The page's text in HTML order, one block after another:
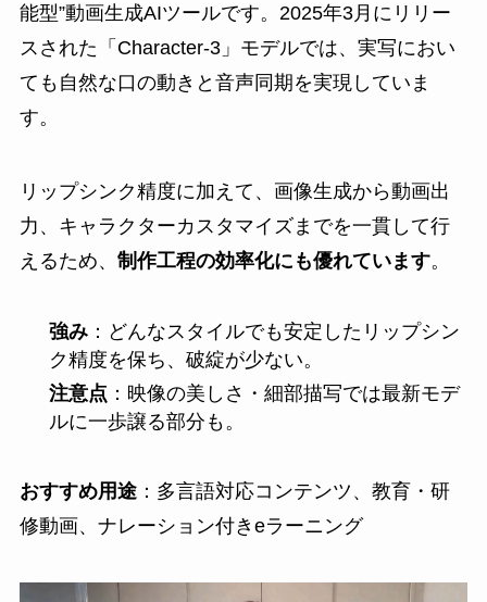
能型”動画生成AIツールです。2025年3月にリリー
スされた「Character-3」モデルでは、実写におい
ても自然な口の動きと音声同期を実現していま
す。
リップシンク精度に加えて、画像生成から動画出
力、キャラクターカスタマイズまでを一貫して行
えるため、 制作工程の効率化にも優れています。
強み：どんなスタイルでも安定したリップシン
ク精度を保ち、破綻が少ない。
注意点 ：映像の美しさ・細部描写では最新モデ
ルに一歩譲る部分も。
おすすめ用途：多言語対応コンテンツ、教育・研
修動画、ナレーション付きeラーニング